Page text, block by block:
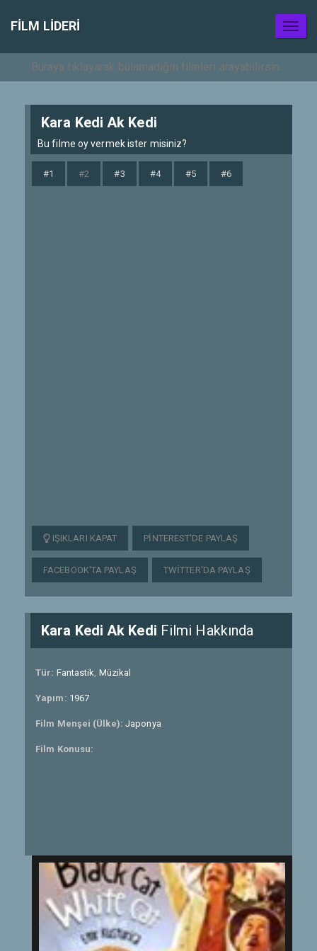
FILM LIDERI
Kara Kedi Ak Kedi
Bu filme oy vermek ister misiniz?
#1 #2 #3 #4 #5 #6
IŞIKLARI KAPAT PINTEREST'DE PAYLAŞ
FACEBOOK'TA PAYLAŞ TWITTER'DA PAYLAŞ
Kara Kedi Ak Kedi Filmi Hakkında
Tür: Fantastik, Müzikal
Yapım: 1967
Film Menşei (Ülke): Japonya
Film Konusu: